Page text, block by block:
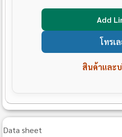
Add
โทรเ
สินค้าและ
Data sheet